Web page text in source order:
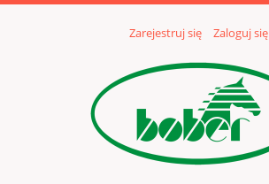
Zarejestruj się Zaloguj się